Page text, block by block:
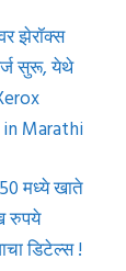
झेरॉक्स
सुरू, येथे
Marathi
मध्ये खाते
रुपये
डिटेल्स !